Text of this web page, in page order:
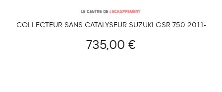
COLLECTEUR SANS CATALYSEUR SUZUKI GSR 750 2011-
735,00 €